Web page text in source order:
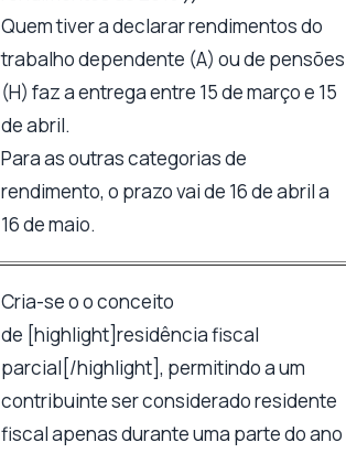
Quem tiver a declarar rendimentos do
trabalho dependente (A) ou de pensões
(H) faz a entrega entre 15 de março e 15
de abril.
Para as outras categorias de
rendimento, o prazo vai de 16 de abril a
16 de maio.
Cria-se o o conceito
de [highlight]residência fiscal
parcial[/highlight], permitindo a um
contribuinte ser considerado residente
fiscal apenas durante uma parte do ano